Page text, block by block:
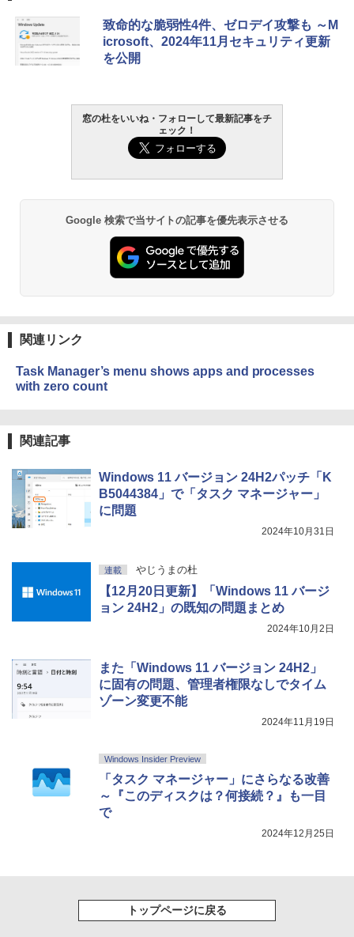
致命的な脆弱性4件、ゼロデイ攻撃も ～M
icrosoft、2024年11月セキュリティ更新
を公開
窓の杜をいいね・フォローして最新記事をチ
ェック！
Google 検索で当サイトの記事を優先表示させる
関連リンク
Task Manager’s menu shows apps and processes
with zero count
関連記事
Windows 11 バージョン 24H2パッチ「K
B5044384」で「タスク マネージャー」
に問題
2024年10月31日
連載 やじうまの杜
【12月20日更新】「Windows 11 バージ
ョン 24H2」の既知の問題まとめ
2024年10月2日
また「Windows 11 バージョン 24H2」
に固有の問題、管理者権限なしでタイム
ゾーン変更不能
2024年11月19日
Windows Insider Preview
「タスク マネージャー」にさらなる改善
～『このディスクは？何接続？』も一目
で
2024年12月25日
トップページに戻る